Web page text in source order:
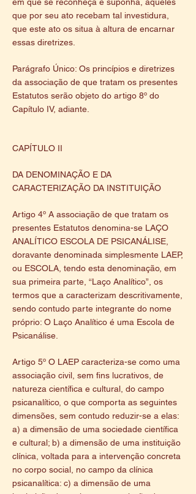
que por seu ato recebam tal investidura,
que este ato os situa à altura de encarnar
essas diretrizes.
Parágrafo Único: Os princípios e diretrizes
da associação de que tratam os presentes
Estatutos serão objeto do artigo 8º do
Capítulo IV, adiante.
CAPÍTULO II
DA DENOMINAÇÃO E DA
CARACTERIZAÇÃO DA INSTITUIÇÃO
Artigo 4º A associação de que tratam os
presentes Estatutos denomina-se LAÇO
ANALÍTICO ESCOLA DE PSICANÁLISE,
doravante denominada simplesmente LAEP,
ou ESCOLA, tendo esta denominação, em
sua primeira parte, “Laço Analítico”, os
termos que a caracterizam descritivamente,
sendo contudo parte integrante do nome
próprio: O Laço Analítico é uma Escola de
Psicanálise.
Artigo 5º O LAEP caracteriza-se como uma
associação civil, sem fins lucrativos, de
natureza científica e cultural, do campo
psicanalítico, o que comporta as seguintes
dimensões, sem contudo reduzir-se a elas:
a) a dimensão de uma sociedade científica
e cultural; b) a dimensão de uma instituição
clínica, voltada para a intervenção concreta
no corpo social, no campo da clínica
psicanalítica: c) a dimensão de uma